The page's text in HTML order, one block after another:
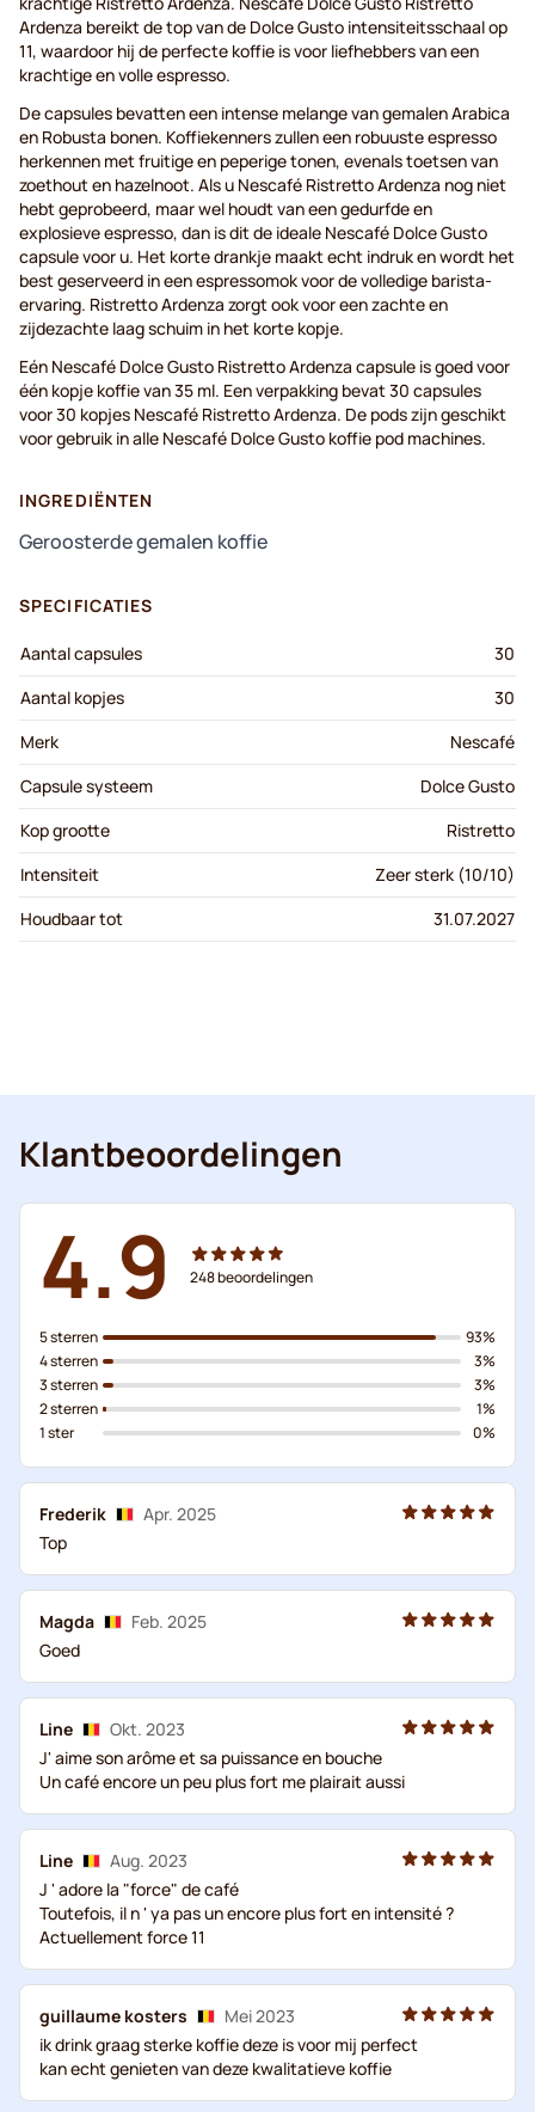
Ardenza bereikt de top van de Dolce Gusto intensiteitsschaal op
11, waardoor hij de perfecte koffie is voor liefhebbers van een
krachtige en volle espresso.
De capsules bevatten een intense melange van gemalen Arabica
en Robusta bonen. Koffiekenners zullen een robuuste espresso
herkennen met fruitige en peperige tonen, evenals toetsen van
zoethout en hazelnoot. Als u Nescafé Ristretto Ardenza nog niet
hebt geprobeerd, maar wel houdt van een gedurfde en
explosieve espresso, dan is dit de ideale Nescafé Dolce Gusto
capsule voor u. Het korte drankje maakt echt indruk en wordt het
best geserveerd in een espressomok voor de volledige barista-
ervaring. Ristretto Ardenza zorgt ook voor een zachte en
zijdezachte laag schuim in het korte kopje.
Eén Nescafé Dolce Gusto Ristretto Ardenza capsule is goed voor
één kopje koffie van 35 ml. Een verpakking bevat 30 capsules
voor 30 kopjes Nescafé Ristretto Ardenza. De pods zijn geschikt
voor gebruik in alle Nescafé Dolce Gusto koffie pod machines.
INGREDIËNTEN
Geroosterde gemalen koffie
SPECIFICATIES
Aantal capsules
30
Aantal kopjes
30
Merk
Nescafé
Capsule systeem
Dolce Gusto
Kop grootte
Ristretto
Intensiteit
Zeer sterk (10/10)
Houdbaar tot
31.07.2027
Klantbeoordelingen
4.9 248beoordelingen
5 sterren
4 sterren
3 sterren
2 sterren
1 ster
93%
3%
3%
1%
0%
Frederik
Apr. 2025
Top
Magda
Feb. 2025
Goed
Line
Okt. 2023
J' aime son arôme et sa puissance en bouche
Un café encore un peu plus fort me plairait aussi
Line
Aug. 2023
J ' adore la "force" de café
Toutefois, il n ' ya pas un encore plus fort en intensité ?
Actuellement force 11
guillaume kosters
Mei 2023
ik drink graag sterke koffie deze is voor mij perfect
kan echt genieten van deze kwalitatieve koffie